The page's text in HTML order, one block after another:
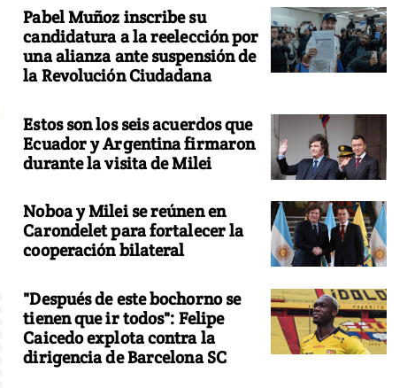
Pabel Muñoz inscribe su
candidatura a la reelección por
una alianza ante suspensión de
la Revolución Ciudadana
Estos son los seis acuerdos que
Ecuador y Argentina firmaron
durante la visita de Milei
Noboa y Milei se reúnen en
Carondelet para fortalecer la
cooperación bilateral
"Después de este bochorno se
tienen que ir todos": Felipe
Caicedo explota contra la
dirigencia de Barcelona SC